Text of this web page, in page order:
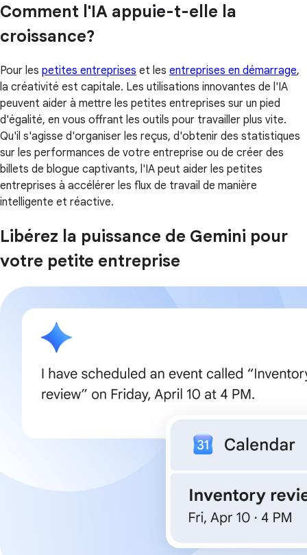
Comment l'IA appuie-t-elle la
croissance?
Pour les petites entreprises et les entreprises en démarrage,
la créativité est capitale. Les utilisations innovantes de l'IA
peuvent aider à mettre les petites entreprises sur un pied
d'égalité, en vous offrant les outils pour travailler plus vite.
Qu'il s'agisse d'organiser les reçus, d'obtenir des statistiques
sur les performances de votre entreprise ou de créer des
billets de blogue captivants, l'IA peut aider les petites
entreprises à accélérer les flux de travail de manière
intelligente et réactive.
Libérez la puissance de Gemini pour
votre petite entreprise